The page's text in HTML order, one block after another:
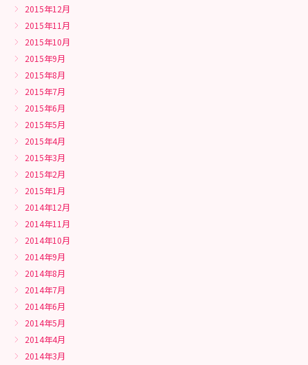
2015年12月
2015年11月
2015年10月
2015年9月
2015年8月
2015年7月
2015年6月
2015年5月
2015年4月
2015年3月
2015年2月
2015年1月
2014年12月
2014年11月
2014年10月
2014年9月
2014年8月
2014年7月
2014年6月
2014年5月
2014年4月
2014年3月